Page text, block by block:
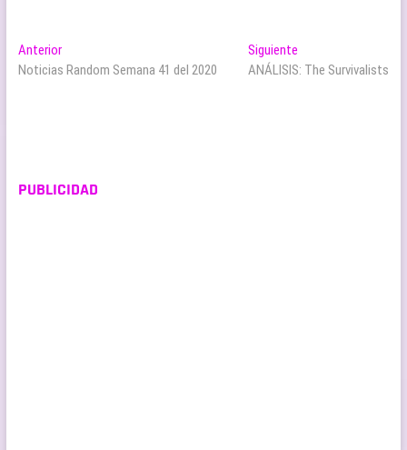
Navegación
de
AnteriorEntrada
anterior:
Noticias Random Semana 41 del 2020
Siguiente
siguiente:
ANÁLISIS: The Survivalists
PUBLICIDAD